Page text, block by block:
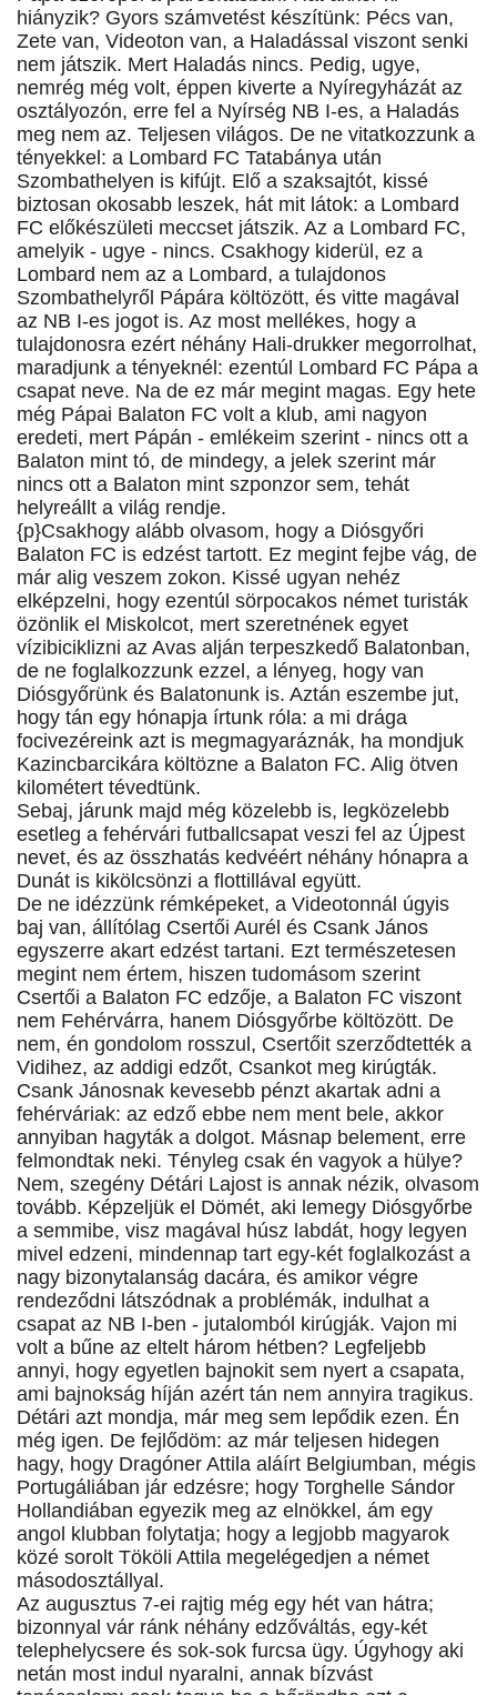
hiányzik? Gyors számvetést készítünk: Pécs van,
Zete van, Videoton van, a Haladással viszont senki
nem játszik. Mert Haladás nincs. Pedig, ugye,
nemrég még volt, éppen kiverte a Nyíregyházát az
osztályozón, erre fel a Nyírség NB I-es, a Haladás
meg nem az. Teljesen világos. De ne vitatkozzunk a
tényekkel: a Lombard FC Tatabánya után
Szombathelyen is kifújt. Elő a szaksajtót, kissé
biztosan okosabb leszek, hát mit látok: a Lombard
FC előkészületi meccset játszik. Az a Lombard FC,
amelyik - ugye - nincs. Csakhogy kiderül, ez a
Lombard nem az a Lombard, a tulajdonos
Szombathelyről Pápára költözött, és vitte magával
az NB I-es jogot is. Az most mellékes, hogy a
tulajdonosra ezért néhány Hali-drukker megorrolhat,
maradjunk a tényeknél: ezentúl Lombard FC Pápa a
csapat neve. Na de ez már megint magas. Egy hete
még Pápai Balaton FC volt a klub, ami nagyon
eredeti, mert Pápán - emlékeim szerint - nincs ott a
Balaton mint tó, de mindegy, a jelek szerint már
nincs ott a Balaton mint szponzor sem, tehát
helyreállt a világ rendje.
{p}Csakhogy alább olvasom, hogy a Diósgyőri
Balaton FC is edzést tartott. Ez megint fejbe vág, de
már alig veszem zokon. Kissé ugyan nehéz
elképzelni, hogy ezentúl sörpocakos német turisták
özönlik el Miskolcot, mert szeretnének egyet
vízibiciklizni az Avas alján terpeszkedő Balatonban,
de ne foglalkozzunk ezzel, a lényeg, hogy van
Diósgyőrünk és Balatonunk is. Aztán eszembe jut,
hogy tán egy hónapja írtunk róla: a mi drága
focivezéreink azt is megmagyaráznák, ha mondjuk
Kazincbarcikára költözne a Balaton FC. Alig ötven
kilométert tévedtünk.
Sebaj, járunk majd még közelebb is, legközelebb
esetleg a fehérvári futballcsapat veszi fel az Újpest
nevet, és az összhatás kedvéért néhány hónapra a
Dunát is kikölcsönzi a flottillával együtt.
De ne idézzünk rémképeket, a Videotonnál úgyis
baj van, állítólag Csertői Aurél és Csank János
egyszerre akart edzést tartani. Ezt természetesen
megint nem értem, hiszen tudomásom szerint
Csertői a Balaton FC edzője, a Balaton FC viszont
nem Fehérvárra, hanem Diósgyőrbe költözött. De
nem, én gondolom rosszul, Csertőit szerződtették a
Vidihez, az addigi edzőt, Csankot meg kirúgták.
Csank Jánosnak kevesebb pénzt akartak adni a
fehérváriak: az edző ebbe nem ment bele, akkor
annyiban hagyták a dolgot. Másnap belement, erre
felmondtak neki. Tényleg csak én vagyok a hülye?
Nem, szegény Détári Lajost is annak nézik, olvasom
tovább. Képzeljük el Dömét, aki lemegy Diósgyőrbe
a semmibe, visz magával húsz labdát, hogy legyen
mivel edzeni, mindennap tart egy-két foglalkozást a
nagy bizonytalanság dacára, és amikor végre
rendeződni látszódnak a problémák, indulhat a
csapat az NB I-ben - jutalomból kirúgják. Vajon mi
volt a bűne az eltelt három hétben? Legfeljebb
annyi, hogy egyetlen bajnokit sem nyert a csapata,
ami bajnokság híján azért tán nem annyira tragikus.
Détári azt mondja, már meg sem lepődik ezen. Én
még igen. De fejlődöm: az már teljesen hidegen
hagy, hogy Dragóner Attila aláírt Belgiumban, mégis
Portugáliában jár edzésre; hogy Torghelle Sándor
Hollandiában egyezik meg az elnökkel, ám egy
angol klubban folytatja; hogy a legjobb magyarok
közé sorolt Tököli Attila megelégedjen a német
másodosztállyal.
Az augusztus 7-ei rajtig még egy hét van hátra;
bizonnyal vár ránk néhány edzőváltás, egy-két
telephelycsere és sok-sok furcsa ügy. Úgyhogy aki
netán most indul nyaralni, annak bízvást